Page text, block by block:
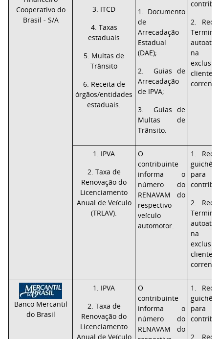
Cooperativo do
Brasil - S/A
3. ITCD
4. Taxas
estaduais
5. Multas de
Trânsito
6. Receita de
órgãos/entidades
estaduais.
1. Documento
de
Arrecadação
Estadual
(DAE);
2. Guias de
Arrecadação
de IPVA;
3. Guias de
Multas de
Trânsito.
2.
na
1. IPVA
2. Taxa de
Renovação do
Licenciamento
Anual de Veículo
(TRLAV).
O
contribuinte
informa o
número do
RENAVAM do
respectivo
veículo
automotor.
1.
para
2.
na
Banco Mercantil
do Brasil
1. IPVA
2. Taxa de
Renovação do
Licenciamento
Anual de Veículo
O
contribuinte
informa o
número do
RENAVAM do
1.
para
2.